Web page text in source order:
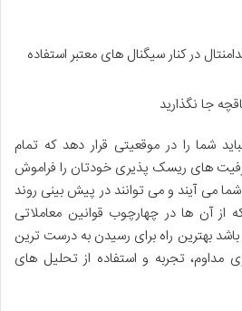
در کنار سیگنال های معتبر استفاده
جا نگذارید
شما را در موقعیتی قرار دهد که تمام
های ریسک پذیری خودتان را فراموش
شما می آیند و می توانند در پیش بینی روند
از آن ها در چهارچوب قوانین معاملاتی
بهترین راه برای رسیدن به درست ترین
مداوم، تجربه و استفاده از تحلیل های